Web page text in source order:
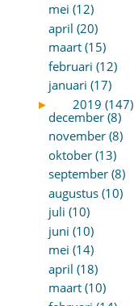
mei (12)
april (20)
maart (15)
februari (12)
januari (17)
►
2019 (147)
december (8)
november (8)
oktober (13)
september (8)
augustus (10)
juli (10)
juni (10)
mei (14)
april (18)
maart (10)